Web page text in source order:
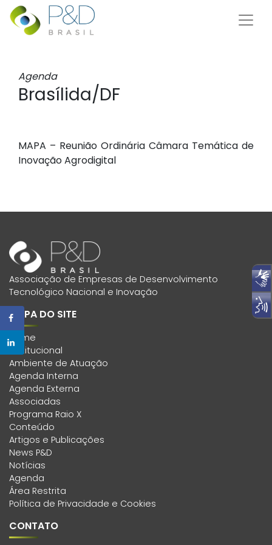
Agenda
Brasílida/DF
MAPA – Reunião Ordinária Câmara Temática de
Inovação Agrodigital
Associação de Empresas de Desenvolvimento
Tecnológico Nacional e Inovação
MAPA DO SITE
Home
Institucional
Ambiente de Atuação
Agenda Interna
Agenda Externa
Associadas
Programa Raio X
Conteúdo
Artigos e Publicações
News P&D
Notícias
Agenda
Área Restrita
Política de Privacidade e Cookies
CONTATO